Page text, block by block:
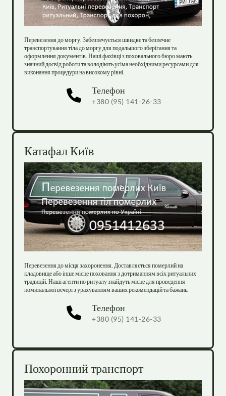
Перевезення до моргу. Забезпечується швидке та безпечне
транспортування тіла до моргу для подальшого зберігання та
оформлення документів. Наші фахівці з поховального бюро мають
значний досвід роботи та володіють усіма необхідними ресурсами для
виконання процедури на високому рівні.
Телефон
+380 (95) 141-26-33
Катафал Київ
Перевезення до місця захоронення. Доставляється померлий на
кладовище або інше місце поховання з дотриманням всіх ритуальних
традицій. Наші агенти по ритуалу знайдуть місце для проведення
поминальної вечері з урахуванням ваших рекомендацій та бажань.
Телефон
+380 (95) 141-26-33
Похоронний транспорт